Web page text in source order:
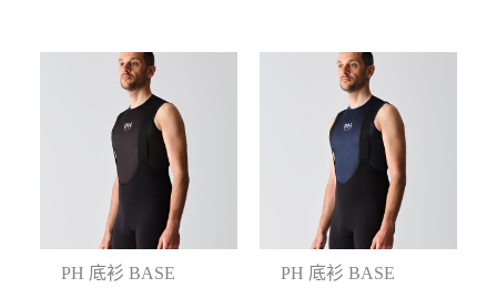
PH 底衫 BASE
PH 底衫 BASE